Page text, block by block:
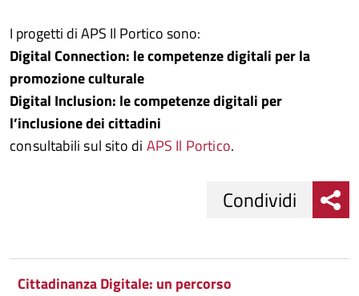
I progetti di APS Il Portico sono:
Digital Connection: le competenze digitali per la
promozione culturale
Digital Inclusion: le competenze digitali per
l’inclusione dei cittadini
consultabili sul sito di APS Il Portico.
Condividi
Condividi
Cittadinanza Digitale: un percorso